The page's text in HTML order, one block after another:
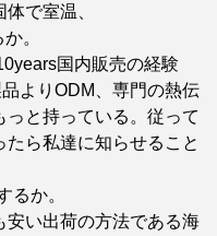
で室温、
。
国内販売の経験
よりODM、専門の熱伝
と持っている。従って
ら私達に知らせること
るか。
安い出荷の方法である海